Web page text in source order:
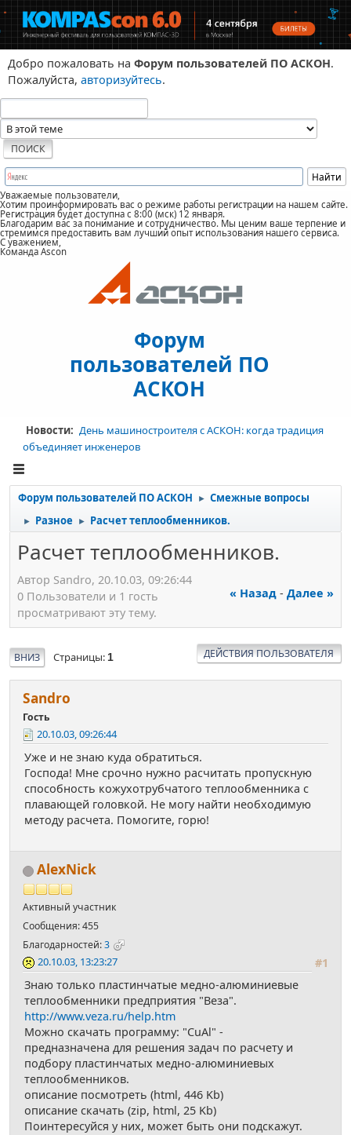
Добро пожаловать на Форум пользователей ПО АСКОН.
Пожалуйста, авторизуйтесь.
Уважаемые пользователи,
Хотим проинформировать вас о режиме работы регистрации на нашем сайте.
Регистрация будет доступна с 8:00 (мск) 12 января.
Благодарим вас за понимание и сотрудничество. Мы ценим ваше терпение и
стремимся предоставить вам лучший опыт использования нашего сервиса.
С уважением,
Команда Ascon
Форум
пользователей ПО
АСКОН
Новости: День машиностроителя с АСКОН: когда традиция
объединяет инженеров
Форум пользователей ПО АСКОН ► Смежные вопросы
► Разное ► Расчет теплообменников.
Расчет теплообменников.
Автор Sandro, 20.10.03, 09:26:44
« Назад - Далее »
0 Пользователи и 1 гость
просматривают эту тему.
ВНИЗ Страницы 1 ДЕЙСТВИЯ ПОЛЬЗОВАТЕЛЯ
Sandro
Гость
20.10.03, 09:26:44
Уже и не знаю куда обратиться.
Господа! Мне срочно нужно расчитать пропускную
способность кожухотрубчатого теплообменника с
плавающей головкой. Не могу найти необходимую
методу расчета. Помогите, горю!
AlexNick
Активный участник
Сообщения: 455
Благодарностей:3
#1
20.10.03, 13:23:27
Знаю только пластинчатые медно-алюминиевые
теплообменники предприятия "Веза".
http://www.veza.ru/help.htm
Можно скачать программу: "CuAl" -
предназначена для решения задач по расчету и
подбору пластинчатых медно-алюминиевых
теплообменников.
описание посмотреть (html, 446 Kb)
описание скачать (zip, html, 25 Kb)
Поинтересуйся у них, может быть они подскажут.